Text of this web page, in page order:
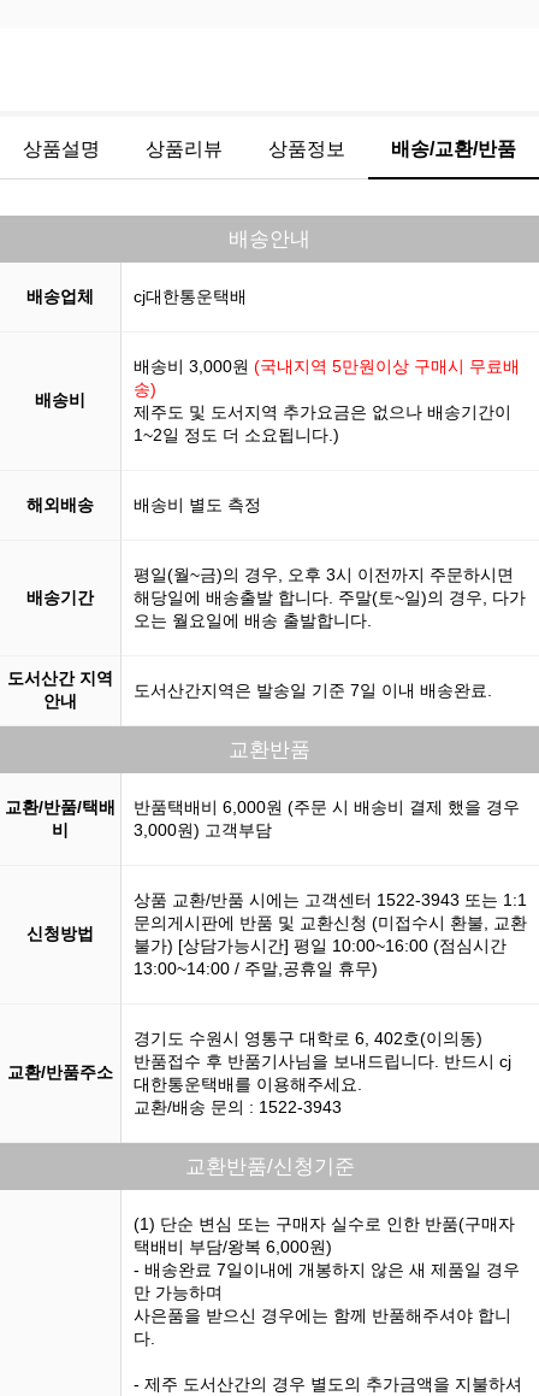
상품설명 상품리뷰 상품정보 배송/교환/반품
배송안내
배송업체 cj대한통운택배
배송비
배송비 3,000원 (국내지역 5만원이상 구매시 무료배
송)
제주도 및 도서지역 추가요금은 없으나 배송기간이
1~2일 정도 더 소요됩니다.)
해외배송 배송비 별도 측정
배송기간
평일(월~금)의 경우, 오후 3시 이전까지 주문하시면
해당일에 배송출발 합니다. 주말(토~일)의 경우, 다가
오는 월요일에 배송 출발합니다.
도서산간 지역
안내
도서산간지역은 발송일 기준 7일 이내 배송완료.
교환반품
교환/반품/택배
비
반품택배비 6,000원 (주문 시 배송비 결제 했을 경우
3,000원) 고객부담
신청방법
상품 교환/반품 시에는 고객센터 1522-3943 또는 1:1
문의게시판에 반품 및 교환신청 (미접수시 환불, 교환
불가) [상담가능시간] 평일 10:00~16:00 (점심시간
13:00~14:00 / 주말,공휴일 휴무)
교환/반품주소
경기도 수원시 영통구 대학로 6, 402호(이의동)
반품접수 후 반품기사님을 보내드립니다. 반드시 cj
대한통운택배를 이용해주세요.
교환/배송 문의 : 1522-3943
교환반품/신청기준
(1) 단순 변심 또는 구매자 실수로 인한 반품(구매자
택배비 부담/왕복 6,000원)
- 배송완료 7일이내에 개봉하지 않은 새 제품일 경우
만 가능하며
사은품을 받으신 경우에는 함께 반품해주셔야 합니
다.
- 제주 도서산간의 경우 별도의 추가금액을 지불하셔